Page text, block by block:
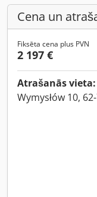
Cena un
Fiksēta cena plus PVN
2 197 €
Atrašanās vieta:
Wymysłów 10,